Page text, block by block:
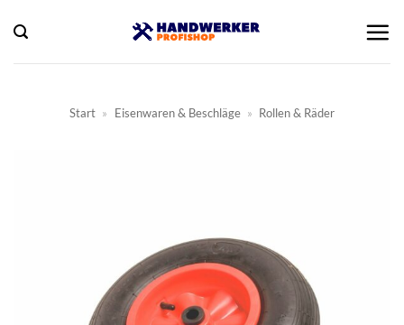
Inhalt
springen
Start » Eisenwaren & Beschläge » Rollen & Räder